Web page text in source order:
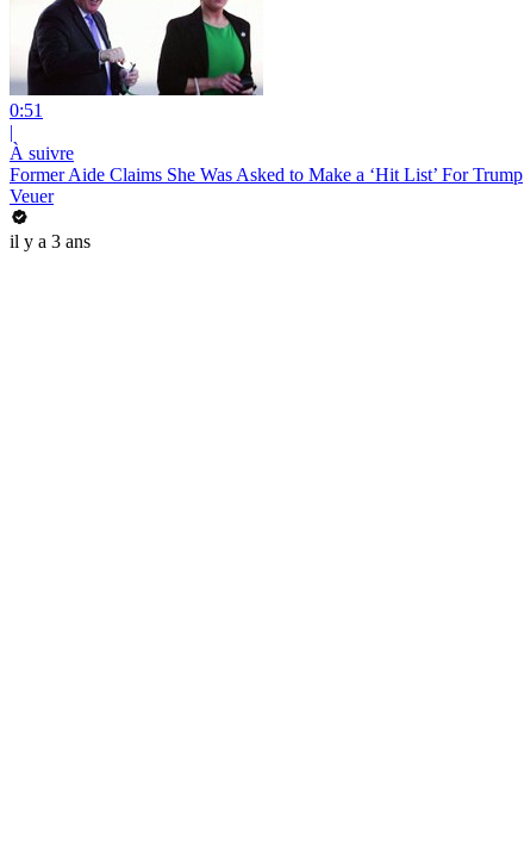
0:51
|
À suivre
Former Aide Claims She Was Asked to Make a ‘Hit List’ For Trump
Veuer
il y a 3 ans